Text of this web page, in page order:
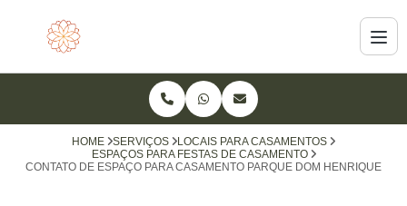
HOME SERVIÇOS
LOCAIS PARA CASAMENTOS
ESPAÇOS PARA FESTAS DE CASAMENTO
CONTATO DE ESPAÇO PARA CASAMENTO PARQUE DOM HENRIQUE